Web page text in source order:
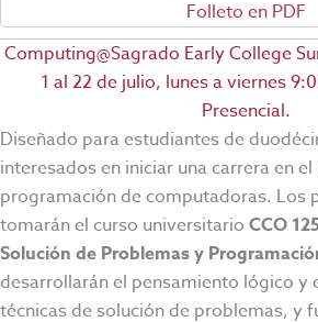
Folleto en PDF
Computing@Sagrado Early College
1 al 22 de julio, lunes a viernes
Presencial.
Diseñado para estudiantes de
interesados en iniciar una carrera en
programación de computadoras. Los
tomarán el curso universitario CCO
Solución de Problemas y
desarrollarán el pensamiento lógico y
técnicas de solución de problemas, y